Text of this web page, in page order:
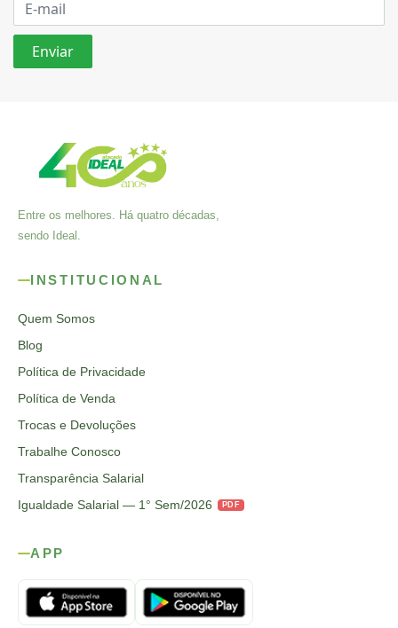
Entre os melhores. Há quatro décadas,
sendo Ideal.
INSTITUCIONAL
Quem Somos
Blog
Política de Privacidade
Política de Venda
Trocas e Devoluções
Trabalhe Conosco
Transparência Salarial
Igualdade Salarial — 1° Sem/2026
PDF
APP